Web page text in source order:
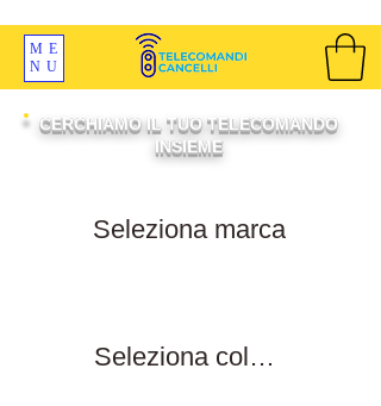
ME
NU
CERCHIAMO IL TUO TELECOMANDO
INSIEME